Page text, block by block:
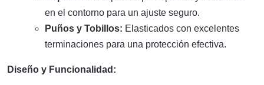
en el contorno para un ajuste seguro.
Puños y Tobillos: Elasticados con excelentes
terminaciones para una protección efectiva.
Diseño y Funcionalidad: